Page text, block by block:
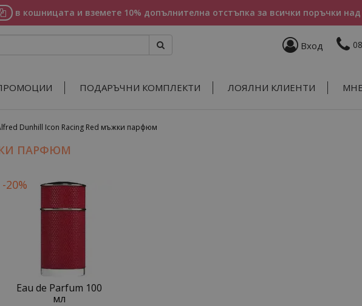
в кошницата и вземете 10% допълнителна отстъпка за всички поръчки над
Вход
ПОДАРЪЧНИ КОМПЛЕКТИ ЛОЯЛНИ КЛИЕНТИ
Dunhill Icon Racing Red мъжки парфюм
ПАРФЮМ
-20%
Eau de Parfum 100
мл